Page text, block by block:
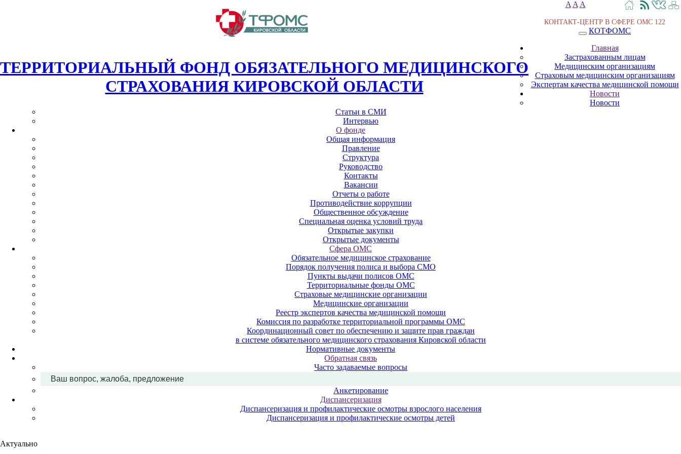
ТЕРРИТОРИАЛЬНЫЙ ФОНД ОБЯЗАТЕЛЬНОГО МЕДИЦИНСКОГО
СТРАХОВАНИЯ КИРОВСКОЙ ОБЛАСТИ
A A A
КОНТАКТ-ЦЕНТР В СФЕРЕ ОМС 122
КОТФОМС
Главная
Застрахованным лицам
Медицинским организациям
Страховым медицинским организациям
Экспертам качества медицинской помощи
Новости
Новости
Статьи в СМИ
Интервью
О фонде
Общая информация
Правление
Структура
Руководство
Контакты
Вакансии
Отчеты о работе
Противодействие коррупции
Общественное обсуждение
Специальная оценка условий труда
Открытые закупки
Открытые документы
Сфера ОМС
Обязательное медицинское страхование
Порядок получения полиса и выбора СМО
Пункты выдачи полисов ОМС
Территориальные фонды ОМС
Страховые медицинские организации
Медицинские организации
Реестр экспертов качества медицинской помощи
Комиссия по разработке территориальной программы ОМС
Координационный совет по обеспечению и защите прав граждан
в системе обязательного медицинского страхования Кировской области
Нормативные документы
Обратная связь
Часто задаваемые вопросы
Ваш вопрос, жалоба, предложение
Анкетирование
Диспансеризация
Диспансеризация и профилактические осмотры взрослого населения
Диспансеризация и профилактические осмотры детей
Актуально